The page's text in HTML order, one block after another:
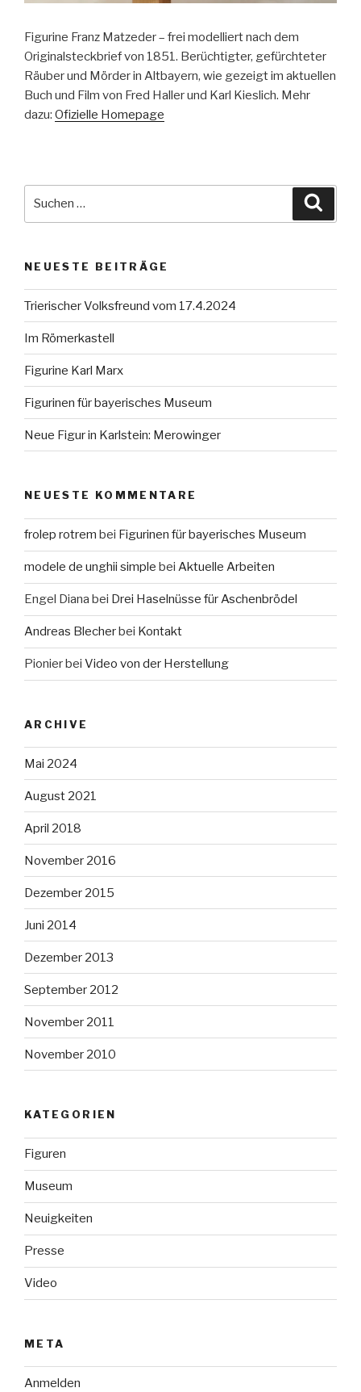
Figurine Franz Matzeder – frei modelliert nach dem
Originalsteckbrief von 1851. Berüchtigter, gefürchteter
Räuber und Mörder in Altbayern, wie gezeigt im aktuellen
Buch und Film von Fred Haller und Karl Kieslich. Mehr
dazu: Ofizielle Homepage
NEUESTE BEITRÄGE
Trierischer Volksfreund vom 17.4.2024
Im Römerkastell
Figurine Karl Marx
Figurinen für bayerisches Museum
Neue Figur in Karlstein: Merowinger
NEUESTE KOMMENTARE
frolep rotrem bei Figurinen für bayerisches Museum
modele de unghii simple bei Aktuelle Arbeiten
Engel Diana bei Drei Haselnüsse für Aschenbrödel
Andreas Blecherbei Kontakt
Pionierbei Video von der Herstellung
ARCHIVE
Mai 2024
August 2021
April 2018
November 2016
Dezember 2015
Juni 2014
Dezember 2013
September 2012
November 2011
November 2010
KATEGORIEN
Figuren
Museum
Neuigkeiten
Presse
Video
META
Anmelden